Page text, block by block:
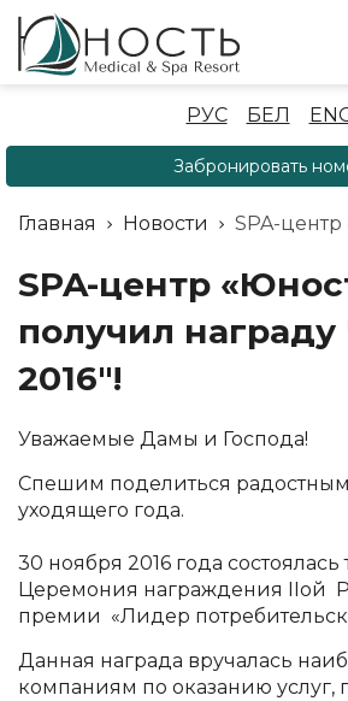
Бассейн
+375 (17) 503
Аренда
+375 (33)
Отдел
+375 (17) 503
РУС БЕЛ
Забронировать
Главная Новости SPA-
SPA-центр
получил
2016"!
Уважаемые Дамы и Господа!
Спешим поделиться
уходящего года.
30 ноября 2016 года состоялась
Церемония награждения IIой
премии «Лидер
Данная награда вручалась
компаниям по оказанию услуг,